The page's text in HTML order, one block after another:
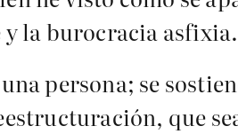
la burocracia asfixia.
persona; se
que